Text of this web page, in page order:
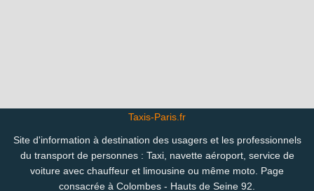
Taxis-Paris.fr
Site d'information à destination des usagers et les professionnels
du transport de personnes : Taxi, navette aéroport, service de
voiture avec chauffeur et limousine ou même moto. Page
consacrée à Colombes - Hauts de Seine 92.